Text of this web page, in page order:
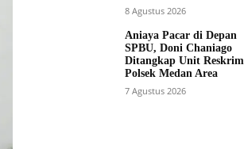
8 Agustus 2026
Aniaya Pacar di Depan
SPBU, Doni Chaniago
Ditangkap Unit Reskrim
Polsek Medan Area
7 Agustus 2026